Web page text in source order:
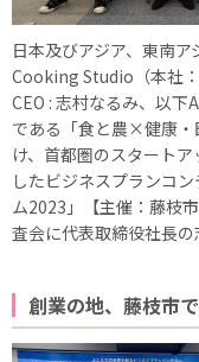
日本及びアジア、東南
Cooking Studio（本社
CEO : 志村なるみ、以
である「食と農×健康・
け、首都圏のスタート
したビジネスプランコ
ム2023」【主催：藤枝
査会に代表取締役社長の
創業の地、藤枝市